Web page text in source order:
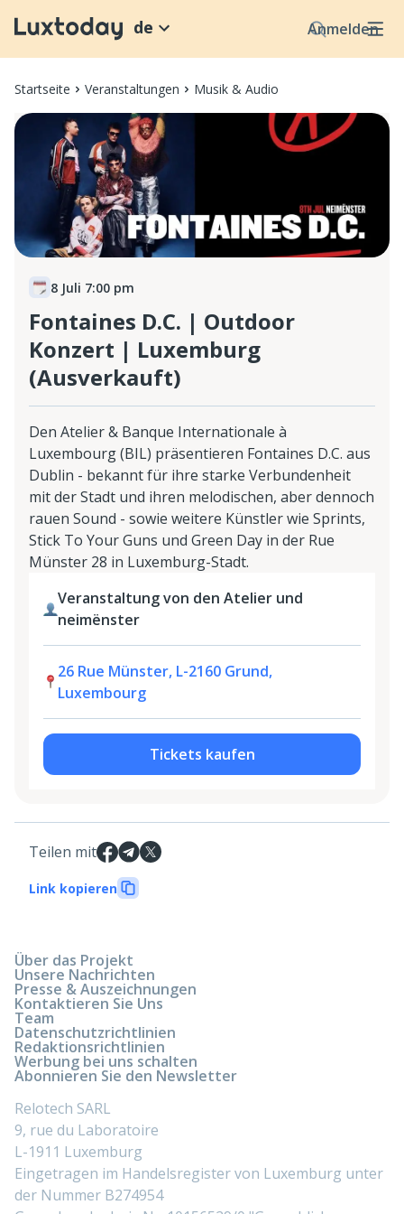
Anmelden
de
Startseite Veranstaltungen Musik & Audio
8 Juli 7:00 pm
Fontaines D.C. | Outdoor
Konzert | Luxemburg
(Ausverkauft)
Den Atelier & Banque Internationale à
Luxembourg (BIL) präsentieren Fontaines D.C. aus
Dublin - bekannt für ihre starke Verbundenheit
mit der Stadt und ihren melodischen, aber dennoch
rauen Sound - sowie weitere Künstler wie Sprints,
Stick To Your Guns und Green Day in der Rue
Münster 28 in Luxemburg-Stadt.
Veranstaltung von den Atelier und
neimënster
26 Rue Münster, L-2160 Grund,
Luxembourg
Tickets kaufen
Teilen mit
Link kopieren
Über das Projekt
Unsere Nachrichten
Presse & Auszeichnungen
Kontaktieren Sie Uns
Team
Datenschutzrichtlinien
Redaktionsrichtlinien
Werbung bei uns schalten
Abonnieren Sie den Newsletter
Relotech SARL
9, rue du Laboratoire
L-1911 Luxemburg
Eingetragen im Handelsregister von Luxemburg unter
der Nummer B274954